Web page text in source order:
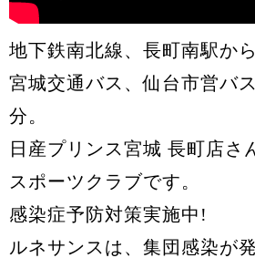
地下鉄南北線、長町南駅か
宮城交通バス、仙台市営バ
分。
日産プリンス宮城 長町店さ
スポーツクラブです。
感染症予防対策実施中!
ルネサンスは、集団感染が